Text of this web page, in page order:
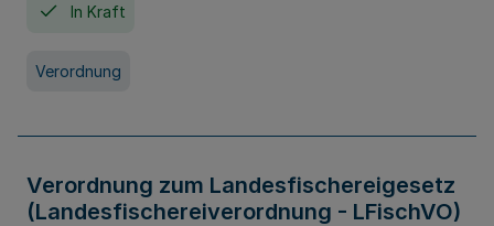
In Kraft
Verordnung
Verordnung zum Landesfischereigesetz
(Landesfischereiverordnung - LFischVO)